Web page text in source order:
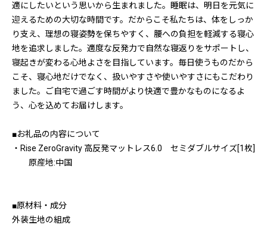
適にしたいという思いから生まれました。睡眠は、明日を元気に
迎えるための大切な時間です。だからこそ私たちは、体をしっか
り支え、理想の寝姿勢を保ちやすく、腰への負担を軽減する寝心
地を追求しました。適度な反発力で自然な寝返りをサポートし、
寝起きが変わる心地よさを目指しています。毎日使うものだから
こそ、寝心地だけでなく、扱いやすさや使いやすさにもこだわり
ました。ご自宅で過ごす時間がより快適で豊かなものになるよ
う、心を込めてお届けします。
■お礼品の内容について
・Rise ZeroGravity 高反発マットレス6.0 セミダブルサイズ[1枚]
原産地:中国
■原材料・成分
外装生地の組成